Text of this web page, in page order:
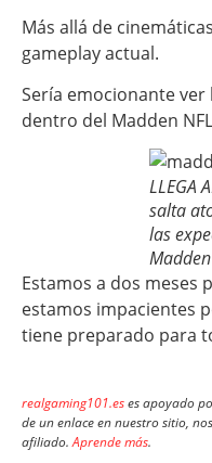
Más allá de
gameplay actual.
Sería emocionante ver
dentro del Madden
LLEGA
salta
las
Estamos a dos meses
estamos impacientes
tiene preparado para
realgaming101.eses apoyado
de un enlace en nuestro sitio,
afiliado.Aprende más.